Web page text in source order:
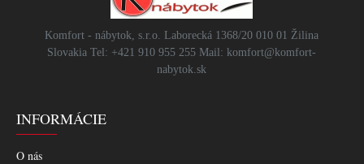
Komfort - nábytok, s.r.o. Laborecká 1368/20 010 01 Žilina
Slovakia Tel: +421 910 955 255 Mail: komfort@komfort-
nabytok.sk
INFORMÁCIE
O nás